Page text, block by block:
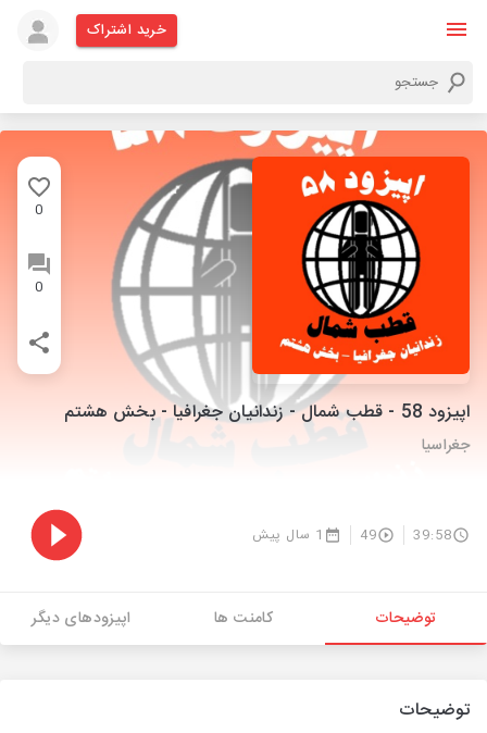
خرید اشتراک
0
0
اپیزود 58 - قطب شمال - زندانیان جغرافیا - بخش هشتم
جغراسیا
39:58
49 1 سال پیش
توضیحات کامنت ها اپیزودهای دیگر
توضیحات